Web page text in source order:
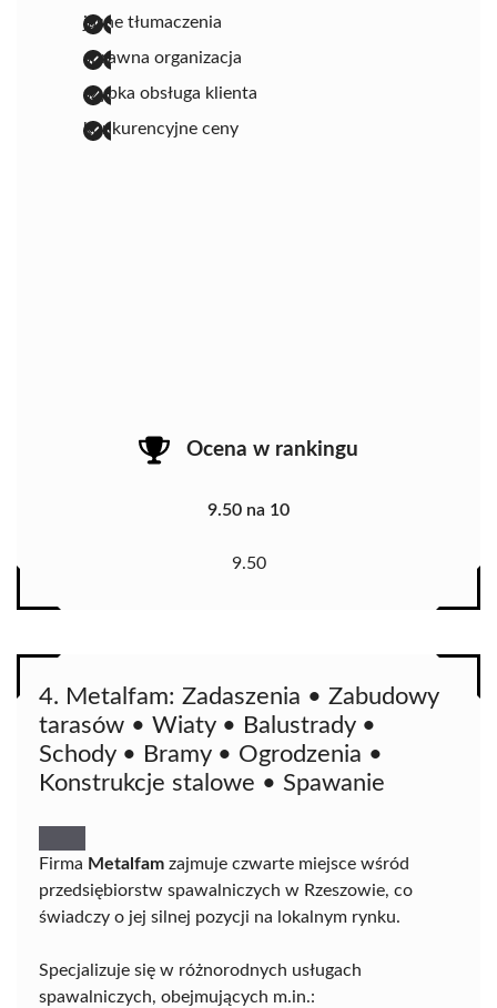
jasne tłumaczenia
sprawna organizacja
szybka obsługa klienta
konkurencyjne ceny
Ocena w rankingu
9.50 na 10
9.50
4. Metalfam: Zadaszenia • Zabudowy
tarasów • Wiaty • Balustrady •
Schody • Bramy • Ogrodzenia •
Konstrukcje stalowe • Spawanie
Firma Metalfam zajmuje czwarte miejsce wśród
przedsiębiorstw spawalniczych w Rzeszowie, co
świadczy o jej silnej pozycji na lokalnym rynku.
Specjalizuje się w różnorodnych usługach
spawalniczych, obejmujących m.in.: